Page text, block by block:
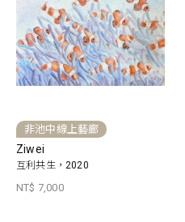
非池中線上藝廊
Ziwei
互利共生，2020
NT$ 7,000